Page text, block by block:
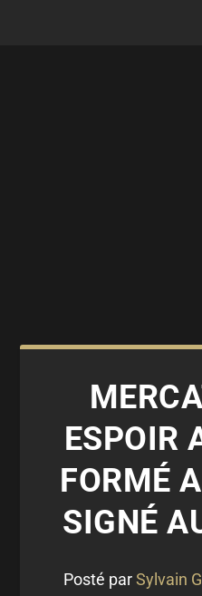
ESPOIR
FORMÉ
SIGNÉ
Posté parSylvain